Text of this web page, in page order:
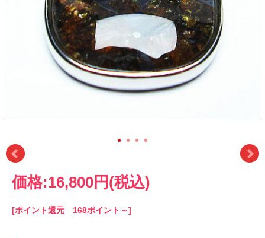
価格:16,800円 (税込)
[ポイント還元 168ポイント～]